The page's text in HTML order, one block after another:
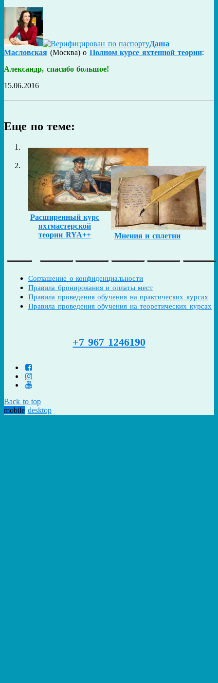
Даша
Масловская (Москва) о Полном курсе яхтенной теории:
Александр, спасибо большое!
15.06.2016
Еще по теме:
Расширенный курс
яхтмастерской
теории RYA++
Мнения и сплетни
Соглашение о конфиденциальности
Правила бронирования и оплаты мест
Правила проведения обучения на практических курсах
Правила проведения обучения на теоретических курсах
+7 967 1246190
Back to top
mobile desktop